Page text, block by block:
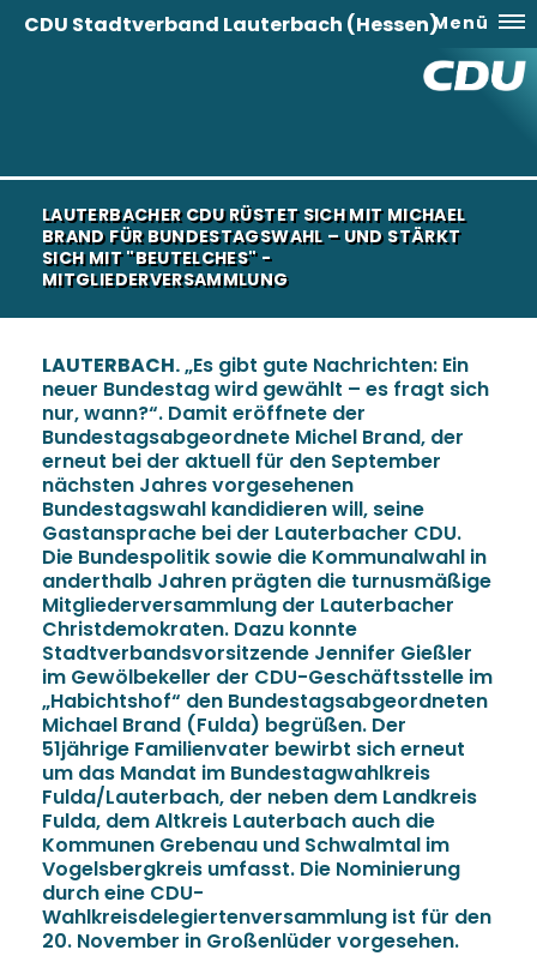
CDU Stadtverband Lauterbach (Hessen)Menü
LAUTERBACHER CDU RÜSTET SICH MIT MICHAEL
BRAND FÜR BUNDESTAGSWAHL – UND STÄRKT
SICH MIT "BEUTELCHES" -
MITGLIEDERVERSAMMLUNG
LAUTERBACH.Es gibt gute Nachrichten: Ein
neuer Bundestag wird gewählt – es fragt sich
nur, wann?“. Damit eröffnete der
Bundestagsabgeordnete Michel Brand, der
erneut bei der aktuell für den September
nächsten Jahres vorgesehenen
Bundestagswahl kandidieren will, seine
Gastansprache bei der Lauterbacher CDU.
Die Bundespolitik sowie die Kommunalwahl in
anderthalb Jahren prägten die turnusmäßige
Mitgliederversammlung der Lauterbacher
Christdemokraten. Dazu konnte
Stadtverbandsvorsitzende Jennifer Gießler
im Gewölbekeller der CDU-Geschäftsstelle im
Habichtshof“ den Bundestagsabgeordneten
Michael Brand (Fulda) begrüßen. Der
51jährige Familienvater bewirbt sich erneut
um das Mandat im Bundestagwahlkreis
Fulda/Lauterbach, der neben dem Landkreis
Fulda, dem Altkreis Lauterbach auch die
Kommunen Grebenau und Schwalmtal im
Vogelsbergkreis umfasst. Die Nominierung
durch eine CDU-
Wahlkreisdelegiertenversammlung ist für den
20. November in Großenlüder vorgesehen.